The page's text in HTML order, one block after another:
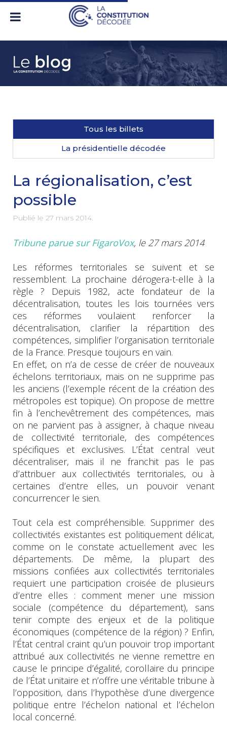
Tous les billets
La présidentielle décodée
La régionalisation, c’est
possible
Publié le 27 mars 2014
Tribune parue sur FigaroVox, le 27 mars 2014
Les réformes territoriales se suivent et se
ressemblent. La prochaine dérogera-t-elle à la
règle ? Depuis 1982, acte fondateur de la
décentralisation, toutes les lois tournées vers
ces réformes voulaient renforcer la
décentralisation, clarifier la répartition des
compétences, simplifier l’organisation territoriale
de la France. Presque toujours en vain.
En effet, on n’a de cesse de créer de nouveaux
échelons territoriaux, mais on ne supprime pas
les anciens (l’exemple récent de la création des
métropoles est topique). On propose de mettre
fin à l’enchevêtrement des compétences, mais
on ne parvient pas à assigner, à chaque niveau
de collectivité territoriale, des compétences
spécifiques et exclusives. L’État central veut
décentraliser, mais il ne franchit pas le pas
d’attribuer aux collectivités territoriales, ou à
certaines d’entre elles, un pouvoir venant
concurrencer le sien.
Tout cela est compréhensible. Supprimer des
collectivités existantes est politiquement délicat,
comme on le constate actuellement avec les
départements. De même, la plupart des
missions confiées aux collectivités territoriales
requiert une participation croisée de plusieurs
d’entre elles : comment mener une mission
sociale (compétence du département), sans
tenir compte des enjeux et de la politique
économiques (compétence de la région) ? Enfin,
l’État central craint qu’un pouvoir trop important
attribué aux collectivités ne vienne remettre en
cause le principe d’égalité, corollaire du principe
de l’État unitaire et n’offre une véritable tribune à
l’opposition, dans l’hypothèse d’une divergence
politique entre l’échelon national et l’échelon
local concerné.